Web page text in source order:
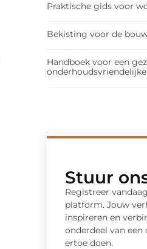
Praktische gids voor
Bekisting voor de
Handboek voor een
Stuur
Registreer
platform. Jouw
inspireren en
onderdeel van
ertoe doen.